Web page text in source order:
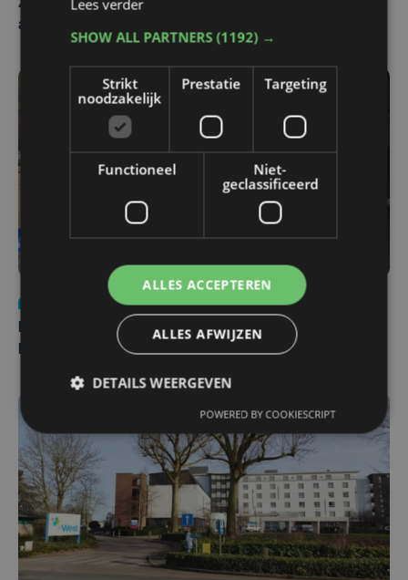
Zwaar ongeval op E403 in Izegem: drie rijstroken
afgesloten
di 4 augustus | 09:32
Man en vrouw dood aangetroffen in woning in Sint-
Lees verder
SHOW ALL PARTNERS(1192) →
Strikt
noodzakelijk
Prestatie Targeting
Functioneel
Niet-
geclassificeerd
ALLES ACCEPTEREN
ALLES AFWIJZEN
DETAILS WEERGEVEN
POWERED BY COOKIESCRIPT